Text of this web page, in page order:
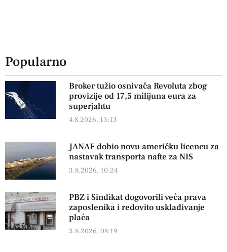
Popularno
Broker tužio osnivača Revoluta zbog
provizije od 17,5 milijuna eura za
superjahtu
4.8.2026, 13:13
JANAF dobio novu američku licencu za
nastavak transporta nafte za NIS
3.8.2026, 10:24
PBZ i Sindikat dogovorili veća prava
zaposlenika i redovito usklađivanje
plaća
3.8.2026, 08:19